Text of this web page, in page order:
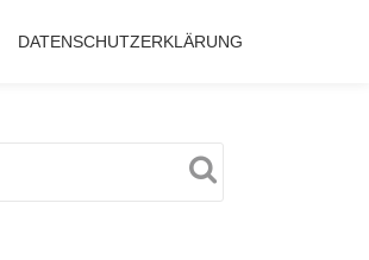
DATENSCHUTZERKLÄRUNG